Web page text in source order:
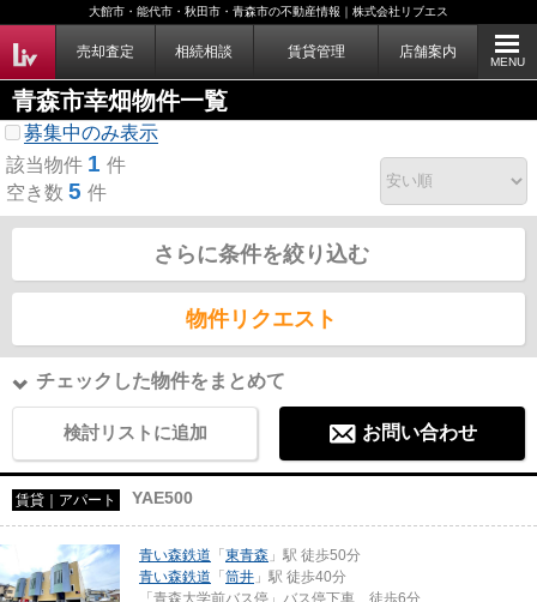
大館市・能代市・秋田市・青森市の不動産情報｜株式会社リブエス
売却査定 相続相談 賃貸管理 店舗案内
MENU
青森市幸畑物件一覧
募集中のみ表示
該当物件 1 件
空き数 5 件
さらに条件を絞り込む
物件リクエスト
チェックした物件をまとめて
検討リストに追加 お問い合わせ
賃貸｜アパート YAE500
青い森鉄道 「 東青森 」駅 徒歩50分
青い森鉄道 「 筒井 」駅 徒歩40分
「青森大学前バス停」バス停下車 徒歩6分